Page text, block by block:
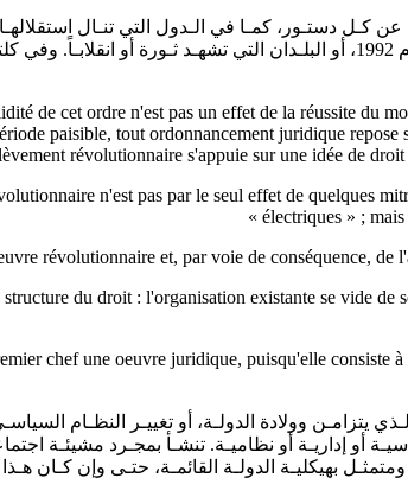
عن كـل دستـور، كمـا في الـدول التي تنـال
على أنقـاض دستـور منتهـي الصلاحيـة، كمـا جـرى في لبنـان عـام 1992،
de cet ordre n'est pas un effet de la réussite du
paisible, tout ordonnancement juridique
révolutionnaire s'appuie sur une idée de
n'est pas par le seul effet de quelques
électriques » ;
révolutionnaire et, par voie de conséquence, de
du droit : l'organisation existante se vide de
chef une oeuvre juridique, puisqu'elle consiste
يتزامـن وولادة الدولـة، أو تغييـر النظـام
إداريـة أو نظاميـة. تنشـأ بمجـرد مشيئـة
بهيكليـة الدولـة القائمـة، حتـى وإن كـان